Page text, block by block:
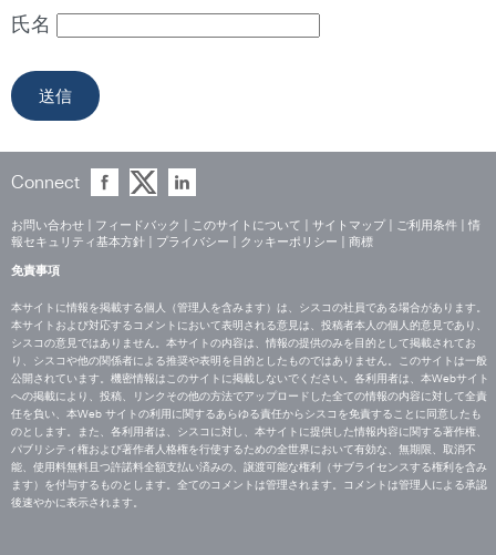
氏名
Connect
お問い合わせ フィードバック このサイトについて サイトマップ ご利用条件
情
報セキュリティ基本方針
プライバシー クッキーポリシー 商標
免責事項
本サイトに情報を掲載する個人（管理人を含みます）は、シスコの社員である場合があります。
本サイトおよび対応するコメントにおいて表明される意見は、投稿者本人の個人的意見であり、
シスコの意見ではありません。本サイトの内容は、情報の提供のみを目的として掲載されてお
り、シスコや他の関係者による推奨や表明を目的としたものではありません。このサイトは一般
公開されています。機密情報はこのサイトに掲載しないでください。各利用者は、本Webサイト
への掲載により、投稿、リンクその他の方法でアップロードした全ての情報の内容に対して全責
任を負い、本Web サイトの利用に関するあらゆる責任からシスコを免責することに同意したも
のとします。また、各利用者は、シスコに対し、本サイトに提供した情報内容に関する著作権、
パブリシティ権および著作者人格権を行使するための全世界において有効な、無期限、取消不
能、使用料無料且つ許諾料全額支払い済みの、譲渡可能な権利（サブライセンスする権利を含み
ます）を付与するものとします。全てのコメントは管理されます。コメントは管理人による承認
後速やかに表示されます。